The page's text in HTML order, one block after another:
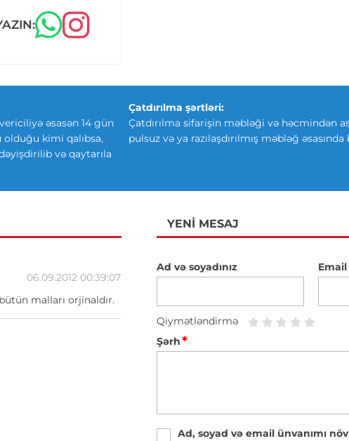
əsasən 14 gün
kimi qalıbsa,
və qaytarıla
Çatdırılma şərtləri:
Çatdırılma sifarişin məbləği və həcmindən
pulsuz və ya razılaşdırılmış məbləğ əsasında
06.09.2012 00:39:07
malları orjinaldır.
YENI MESAJ
Ad və soyadınız Email
Qiymətləndirmə
Şərh*
Ad, soyad və email ünvanımı